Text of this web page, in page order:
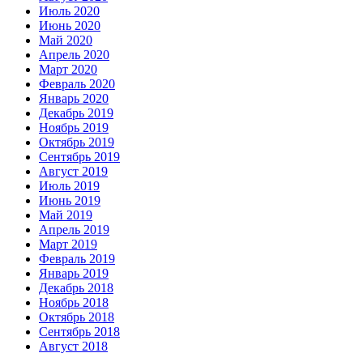
Июль 2020
Июнь 2020
Май 2020
Апрель 2020
Март 2020
Февраль 2020
Январь 2020
Декабрь 2019
Ноябрь 2019
Октябрь 2019
Сентябрь 2019
Август 2019
Июль 2019
Июнь 2019
Май 2019
Апрель 2019
Март 2019
Февраль 2019
Январь 2019
Декабрь 2018
Ноябрь 2018
Октябрь 2018
Сентябрь 2018
Август 2018